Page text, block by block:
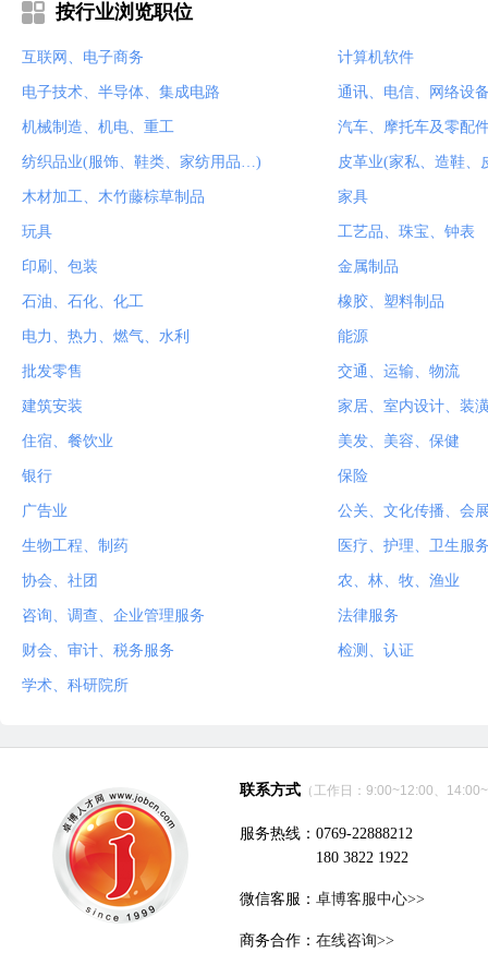
按行业浏览职位
互联网、电子商务 计算机软件
电子技术、半导体、集成电路 通讯、电信、网络设
机械制造、机电、重工 汽车、摩托车及零配
纺织品业(服饰、鞋类、家纺用品…) 皮革业(家私、造鞋
木材加工、木竹藤棕草制品 家具
玩具 工艺品、珠宝、钟表
印刷、包装 金属制品
石油、石化、化工 橡胶、塑料制品
电力、热力、燃气、水利 能源
批发零售 交通、运输、物流
建筑安装 家居、室内设计、装
住宿、餐饮业 美发、美容、保健
银行 保险
广告业 公关、文化传播、会
生物工程、制药 医疗、护理、卫生服
协会、社团 农、林、牧、渔业
咨询、调查、企业管理服务 法律服务
财会、审计、税务服务 检测、认证
学术、科研院所
联系方式 （工作日：9:00~12:00、
服务热线：0769-22888212
180 3822 1922
微信客服： 卓博客服中心>>
商务合作： 在线咨询>>